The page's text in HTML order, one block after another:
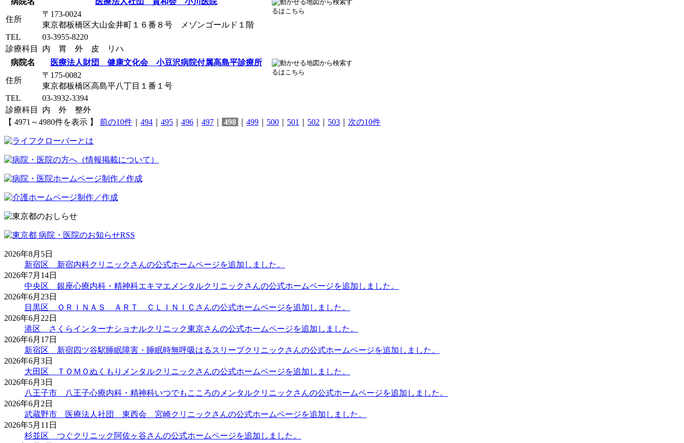
住所
〒173-0024
東京都板橋区大山金井町１６番８号 メゾンゴールド１階
TEL
03-3955-8220
診療科目
内 胃 外 皮 リハ
病院名
医療法人財団 健康文化会 小豆沢病院付属高島平診療所
住所
〒175-0082
東京都板橋区高島平八丁目１番１号
TEL
03-3932-3394
診療科目
内 外 整外
【 4971～4980件を表示 】 前の10件 494 495 496 497 498 499 500 501 502 503 次の10件
2026年8月5日
新宿区 新宿内科クリニックさんの公式ホームページを追加しました。
2026年7月14日
中央区 銀座心療内科・精神科エキマエメンタルクリニックさんの公式ホームページを追加しました。
2026年6月23日
目黒区 ＯＲＩＮＡＳ ＡＲＴ ＣＬＩＮＩＣさんの公式ホームページを追加しました。
2026年6月22日
港区 さくらインターナショナルクリニック東京さんの公式ホームページを追加しました。
2026年6月17日
新宿区 新宿四ツ谷駅睡眠障害・睡眠時無呼吸はるスリープクリニックさんの公式ホームページを追加しました。
2026年6月3日
大田区 ＴＯＭＯぬくもりメンタルクリニックさんの公式ホームページを追加しました。
2026年6月3日
八王子市 八王子心療内科・精神科いつでもこころのメンタルクリニックさんの公式ホームページを追加しました。
2026年6月2日
武蔵野市 医療法人社団 東西会 宮崎クリニックさんの公式ホームページを追加しました。
2026年5月11日
杉並区 つぐクリニック阿佐ヶ谷さんの公式ホームページを追加しました。